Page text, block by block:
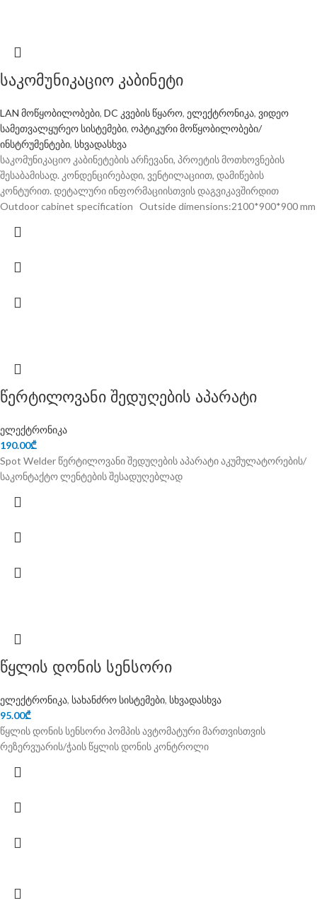
საკომუნიკაციო კაბინეტი
LAN მოწყობილობები, DC კვების წყარო, ელექტრონიკა, ვიდეო
სამეთვალყურეო სისტემები, ოპტიკური მოწყობილობები/
ინსტრუმენტები, სხვადასხვა
საკომუნიკაციო კაბინეტების არჩევანი, პროეტის მოთხოვნების
შესაბამისად. კონდენცირებადი, ვენტილაციით, დამიწების
კონტურით. დეტალური ინფორმაციისთვის დაგვიკავშირდით
Outdoor cabinet specification Outside dimensions:2100*900*900 mm
წერტილოვანი შედუღების აპარატი
ელექტრონიკა
190.00₾
Spot Welder წერტილოვანი შედუღების აპარატი აკუმულატორების/
საკონტაქტო ლენტების შესადუღებლად
წყლის დონის სენსორი
ელექტრონიკა, სახანძრო სისტემები, სხვადასხვა
95.00₾
წყლის დონის სენსორი პომპის ავტომატური მართვისთვის
რეზერვუარის/ჭაის წყლის დონის კონტროლი